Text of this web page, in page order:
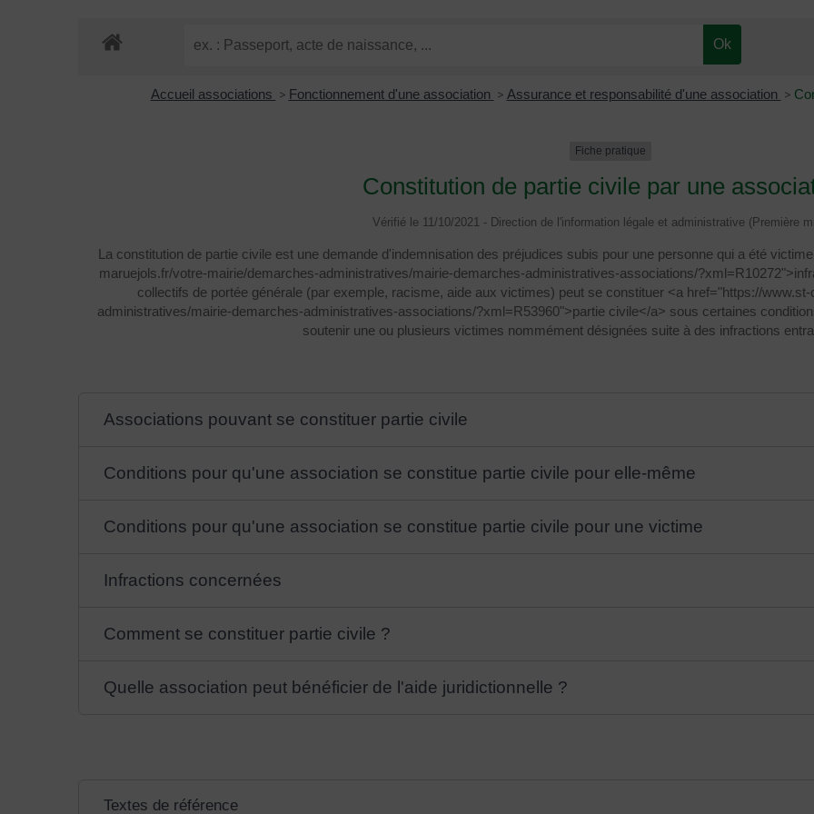
Accueil associations > Fonctionnement d'une association > Assurance et responsabilité d'une association >
Fiche pratique
Constitution de partie civile par une
Vérifié le 11/10/2021 - Direction de l'information légale et administrative (Première
La constitution de partie civile est une demande d'indemnisation des préjudices subis pour une personne qui a été
maruejols.fr/votre-mairie/demarches-administratives/mairie-demarches-administratives-associations/
collectifs de portée générale (par exemple, racisme, aide aux victimes) peut se constituer <a href="https://
administratives/mairie-demarches-administratives-associations/?xml=R53960">partie civile</a> sous certaines
soutenir une ou plusieurs victimes nommément désignées suite à des infractions
Associations pouvant se constituer partie civile
Conditions pour qu'une association se constitue partie civile pour elle-même
Conditions pour qu'une association se constitue partie civile pour une victime
Infractions concernées
Comment se constituer partie civile ?
Quelle association peut bénéficier de l'aide juridictionnelle ?
Textes de référence